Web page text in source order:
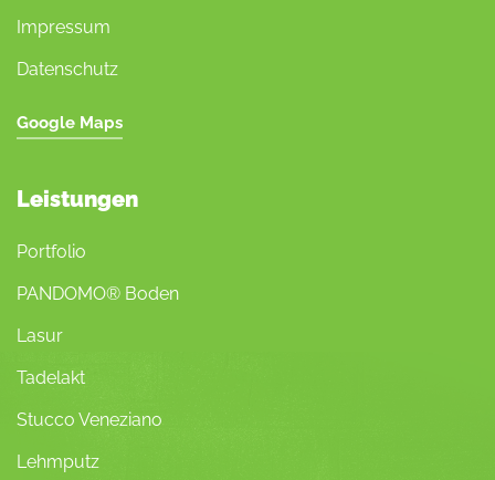
Impressum
Datenschutz
Google Maps
Leistungen
Portfolio
PANDOMO® Boden
Lasur
Tadelakt
Stucco Veneziano
Lehmputz